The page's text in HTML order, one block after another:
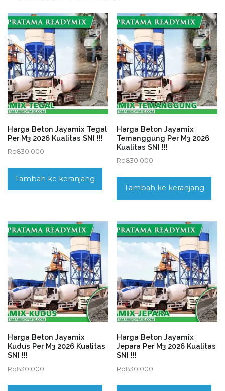
Harga Beton Jayamix Tegal
Per M3 2026 Kualitas SNI !!!
Rp830.000
Tambah ke keranjang
Harga Beton Jayamix
Temanggung Per M3 2026
Kualitas SNI !!!
Rp830.000
Tambah ke keranjang
Harga Beton Jayamix
Kudus Per M3 2026 Kualitas
SNI !!!
Rp830.000
Harga Beton Jayamix
Jepara Per M3 2026 Kualitas
SNI !!!
Rp830.000